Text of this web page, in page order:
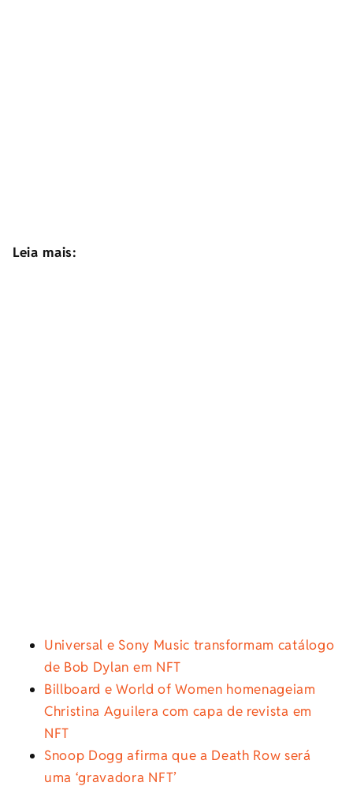
Leia mais:
Universal e Sony Music transformam catálogo
de Bob Dylan em NFT
Billboard e World of Women homenageiam
Christina Aguilera com capa de revista em
NFT
Snoop Dogg afirma que a Death Row será
uma ‘gravadora NFT’